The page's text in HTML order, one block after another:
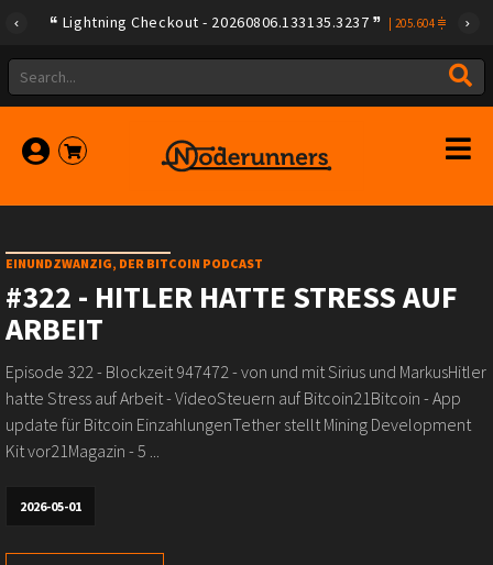
Lightning Checkout - 20260806.133135.3237 205.604
EINUNDZWANZIG, DER BITCOIN PODCAST
#322 - HITLER HATTE STRESS AUF
ARBEIT
Episode 322 - Blockzeit 947472 - von und mit Sirius und MarkusHitler
hatte Stress auf Arbeit - VideoSteuern auf Bitcoin21Bitcoin - App
update für Bitcoin EinzahlungenTether stellt Mining Development
Kit vor21Magazin - 5 ...
2026-05-01